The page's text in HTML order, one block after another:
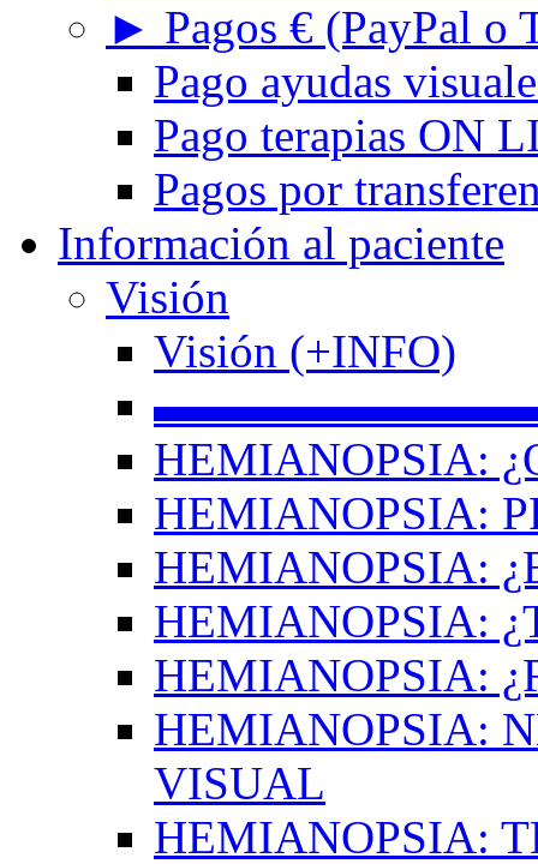
► Pagos € (PayPal o
Pago ayudas
Pago terapias ON
Pagos por
Información al paciente
Visión
Visión (+INFO)
HEMIANOPSIA:
HEMIANOPSIA:
HEMIANOPSIA:
HEMIANOPSIA:
HEMIANOPSIA:
HEMIANOPSIA:
VISUAL
HEMIANOPSIA: